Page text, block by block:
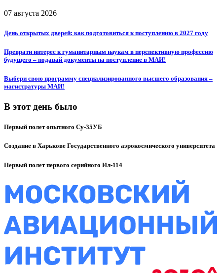
07 августа 2026
День открытых дверей: как подготовиться к поступлению в 2027 году
Преврати интерес к гуманитарным наукам в перспективную профессию
будущего – подавай документы на поступление в МАИ!
Выбери свою программу специализированного высшего образования –
магистратуры МАИ!
В этот день было
Первый полет опытного Су-35УБ
Создание в Харькове Государственного аэрокосмического университета
Первый полет первого серийного Ил-114